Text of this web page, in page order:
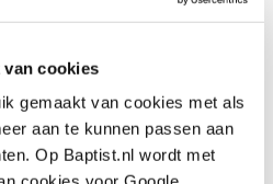
cookies
gemaakt van cookies met als
aan te kunnen passen aan
Op Baptist.nl wordt met
steekringsleutel 21 mm
btw
btw